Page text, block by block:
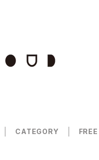
CATEGORY